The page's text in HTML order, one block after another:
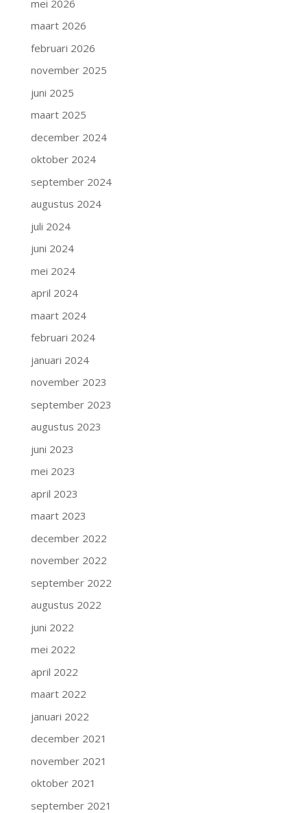
mei 2026
maart 2026
februari 2026
november 2025
juni 2025
maart 2025
december 2024
oktober 2024
september 2024
augustus 2024
juli 2024
juni 2024
mei 2024
april 2024
maart 2024
februari 2024
januari 2024
november 2023
september 2023
augustus 2023
juni 2023
mei 2023
april 2023
maart 2023
december 2022
november 2022
september 2022
augustus 2022
juni 2022
mei 2022
april 2022
maart 2022
januari 2022
december 2021
november 2021
oktober 2021
september 2021